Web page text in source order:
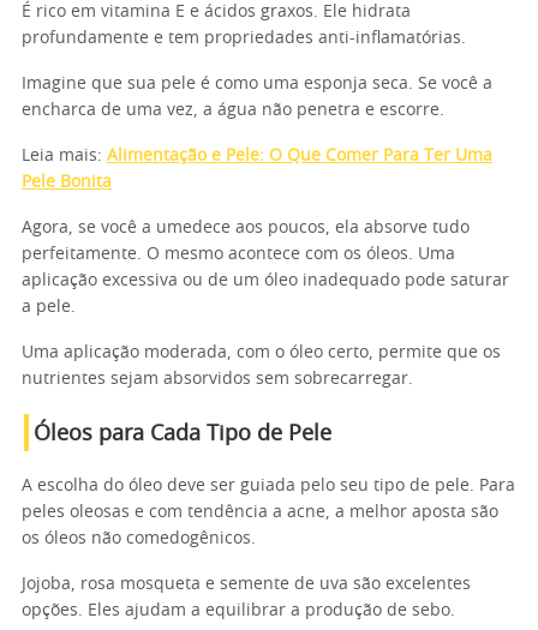
É rico em vitamina E e ácidos graxos. Ele hidrata
profundamente e tem propriedades anti-inflamatórias.
Imagine que sua pele é como uma esponja seca. Se você a
encharca de uma vez, a água não penetra e escorre.
Leia mais: Alimentação e Pele: O Que Comer Para Ter Uma
Pele Bonita
Agora, se você a umedece aos poucos, ela absorve tudo
perfeitamente. O mesmo acontece com os óleos. Uma
aplicação excessiva ou de um óleo inadequado pode saturar
a pele.
Uma aplicação moderada, com o óleo certo, permite que os
nutrientes sejam absorvidos sem sobrecarregar.
Óleos para Cada Tipo de Pele
A escolha do óleo deve ser guiada pelo seu tipo de pele. Para
peles oleosas e com tendência a acne, a melhor aposta são
os óleos não comedogênicos.
Jojoba, rosa mosqueta e semente de uva são excelentes
opções. Eles ajudam a equilibrar a produção de sebo.